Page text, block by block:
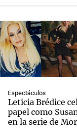
Espectáculos
Leticia Brédice
papel como
en la serie de
Notas